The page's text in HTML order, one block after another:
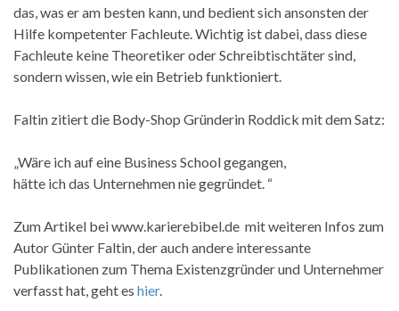
das, was er am besten kann, und bedient sich ansonsten der
Hilfe kompetenter Fachleute. Wichtig ist dabei, dass diese
Fachleute keine Theoretiker oder Schreibtischtäter sind,
sondern wissen, wie ein Betrieb funktioniert.
Faltin zitiert die Body-Shop Gründerin Roddick mit dem Satz:
„Wäre ich auf eine Business School gegangen,
hätte ich das Unternehmen nie gegründet. “
Zum Artikel bei www.karierebibel.de mit weiteren Infos zum
Autor Günter Faltin, der auch andere interessante
Publikationen zum Thema Existenzgründer und Unternehmer
verfasst hat, geht es hier.